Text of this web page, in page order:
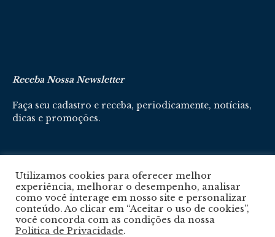
Receba Nossa Newsletter
Faça seu cadastro e receba, periodicamente, notícias,
dicas e promoções.
Cadastre-se aqui
Política De Privacidade
Utilizamos cookies para oferecer melhor
experiência, melhorar o desempenho, analisar
como você interage em nosso site e personalizar
conteúdo. Ao clicar em “Aceitar o uso de cookies”,
você concorda com as condições da nossa
Politica de Privacidade.